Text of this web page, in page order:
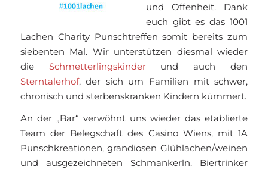
und Offenheit. Dank
euch gibt es das 1001
Lachen Charity Punschtreffen somit bereits zum
siebenten Mal. Wir unterstützen diesmal wieder
die Schmetterlingskinderund auch den
Sterntalerhof, der sich um Familien mit schwer,
chronisch und sterbenskranken Kindern kümmert.
An der „Bar“ verwöhnt uns wieder das etablierte
Team der Belegschaft des Casino Wiens, mit 1A
Punschkreationen, grandiosen Glühlachen/weinen
und ausgezeichneten Schmankerln. Biertrinker